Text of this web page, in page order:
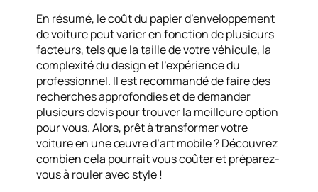
En résumé, le coût du papier d’enveloppement
de voiture peut varier en fonction de plusieurs
facteurs, tels que la taille de votre véhicule, la
complexité du design et l’expérience du
professionnel. Il est recommandé de faire des
recherches approfondies et de demander
plusieurs devis pour trouver la meilleure option
pour vous. Alors, prêt à transformer votre
voiture en une œuvre d’art mobile ? Découvrez
combien cela pourrait vous coûter et préparez-
vous à rouler avec style !